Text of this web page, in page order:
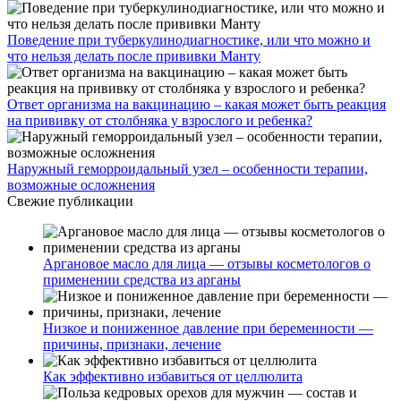
Поведение при туберкулинодиагностике, или что можно и
что нельзя делать после прививки Манту
Ответ организма на вакцинацию – какая может быть реакция
на прививку от столбняка у взрослого и ребенка?
Наружный геморроидальный узел – особенности терапии,
возможные осложнения
Свежие публикации
Аргановое масло для лица — отзывы косметологов о
применении средства из арганы
Низкое и пониженное давление при беременности —
причины, признаки, лечение
Как эффективно избавиться от целлюлита